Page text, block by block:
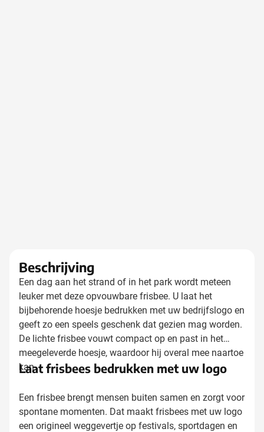
Beschrijving
Een dag aan het strand of in het park wordt meteen
leuker met deze opvouwbare frisbee. U laat het
bijbehorende hoesje bedrukken met uw bedrijfslogo en
geeft zo een speels geschenk dat gezien mag worden.
De lichte frisbee vouwt compact op en past in het
meegeleverde hoesje, waardoor hij overal mee naartoe
kan.
Laat frisbees bedrukken met uw logo
Een frisbee brengt mensen buiten samen en zorgt voor
spontane momenten. Dat maakt frisbees met uw logo
een origineel weggevertje op festivals, sportdagen en